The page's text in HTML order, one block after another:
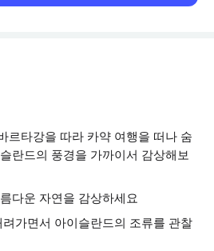
르타강을 따라 카약 여행을 떠나 숨
란드의 풍경을 가까이서 감상해보
다운 자연을 감상하세요
가면서 아이슬란드의 조류를 관찰